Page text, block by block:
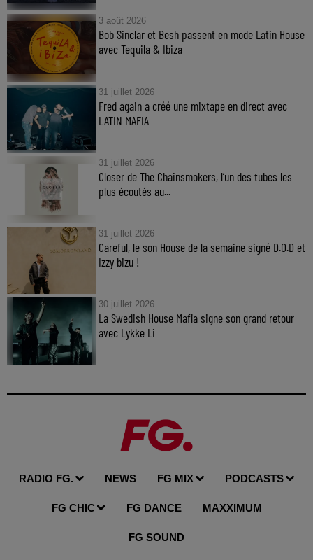
3 août 2026
Bob Sinclar et Besh passent en mode Latin House
avec Tequila & Ibiza
31 juillet 2026
Fred again a créé une mixtape en direct avec
LATIN MAFIA
31 juillet 2026
Closer de The Chainsmokers, l’un des tubes les
plus écoutés au...
31 juillet 2026
Careful, le son House de la semaine signé D.O.D et
Izzy bizu !
30 juillet 2026
La Swedish House Mafia signe son grand retour
avec Lykke Li
RADIO FG. NEWS FG MIX PODCASTS
FG CHIC FG DANCE MAXXIMUM
FG SOUND